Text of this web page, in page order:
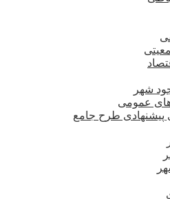
شهر
عمومی
پیشنهادی طرح جامع